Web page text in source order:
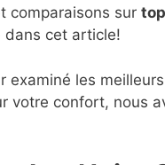
comparaisons sur top
dans cet article!
examiné les
votre confort, nous